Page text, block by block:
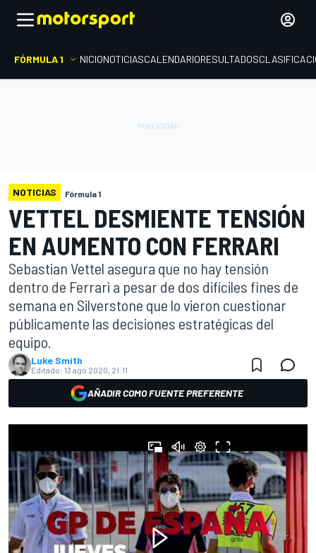
FÓRMULA 1 INICIONOTICIASCALENDARIORESULTADOS
NOTICIAS Fórmula 1
VETTEL DESMIENTE TENSIÓN
EN AUMENTO CON FERRARI
Sebastian Vettel asegura que no hay tensión
dentro de Ferrari a pesar de dos difíciles fines de
semana en Silverstone que lo vieron cuestionar
públicamente las decisiones estratégicas del
equipo.
Luke Smith
Editado: 13 ago 2020, 21:11
AÑADIR COMO FUENTE PREFERENTE